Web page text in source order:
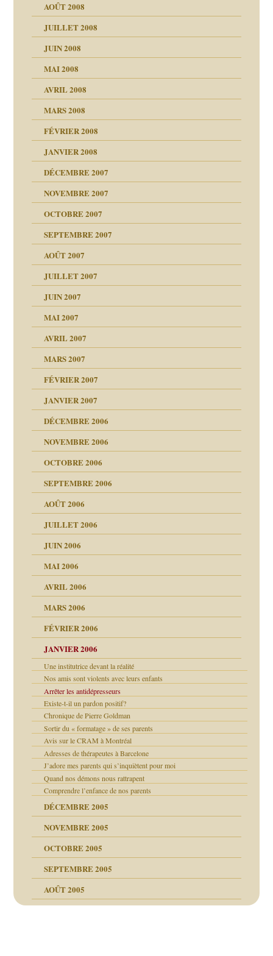
AOÛT 2008
JUILLET 2008
JUIN 2008
MAI 2008
aujourd’hui
thérapeutiques
AVRIL 2008
MARS 2008
FÉVRIER 2008
à lui
JANVIER 2008
DÉCEMBRE 2007
printemps
NOVEMBRE 2007
OCTOBRE 2007
SEPTEMBRE 2007
AOÛT 2007
JUILLET 2007
JUIN 2007
MAI 2007
AVRIL 2007
MARS 2007
FÉVRIER 2007
JANVIER 2007
DÉCEMBRE 2006
NOVEMBRE 2006
OCTOBRE 2006
SEPTEMBRE 2006
AOÛT 2006
JUILLET 2006
JUIN 2006
MAI 2006
AVRIL 2006
MARS 2006
FÉVRIER 2006
JANVIER 2006
Une institutrice devant la réalité
Nos amis sont violents avec leurs enfants
Arrêter les antidépresseurs
Existe-t-il un pardon positif?
Chronique de Pierre Goldman
Sortir du « formatage » de ses parents
Avis sur le CRAM à Montréal
Adresses de thérapeutes à Barcelone
J’adore mes parents qui s’inquiètent pour moi
Quand nos démons nous rattrapent
Comprendre l’enfance de nos parents
DÉCEMBRE 2005
NOVEMBRE 2005
OCTOBRE 2005
SEPTEMBRE 2005
AOÛT 2005
cocaïne.